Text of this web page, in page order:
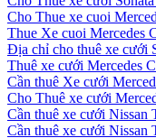
Cho Thue xe cuoi
Thue Xe cuoi Mercedes
Địa chỉ cho thuê xe cưới
Thuê xe cưới Mercedes
Cần thuê Xe cưới
Cho Thuê xe cưới
Cần thuê xe cưới Nissan
Cần thuê xe cưới Nissan